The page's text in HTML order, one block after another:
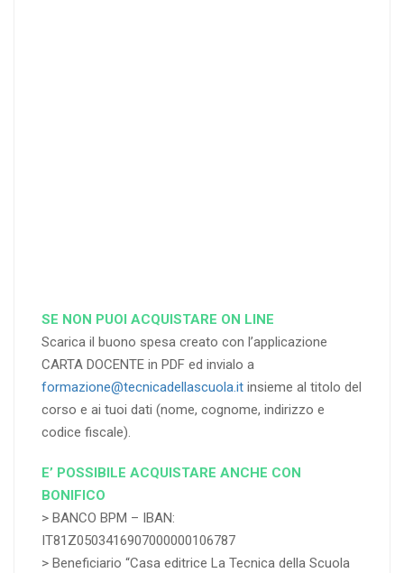
SE NON PUOI ACQUISTARE ON LINE
Scarica il buono spesa creato con l’applicazione
CARTA DOCENTE in PDF ed invialo a
formazione@tecnicadellascuola.it insieme al titolo del
corso e ai tuoi dati (nome, cognome, indirizzo e
codice fiscale).
E’ POSSIBILE ACQUISTARE ANCHE CON
BONIFICO
> BANCO BPM – IBAN:
IT81Z0503416907000000106787
> Beneficiario “Casa editrice La Tecnica della Scuola